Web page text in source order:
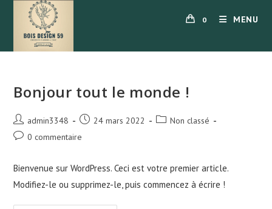
content
0 MENU
Bonjour tout le monde !
Auteur/autrice
de
admin3348
Publication
24 mars 2022
PostNon classé
Commentaires
publication :
0 commentaire
Bienvenue sur WordPress. Ceci est votre premier article.
Modifiez-le ou supprimez-le, puis commencez à écrire !